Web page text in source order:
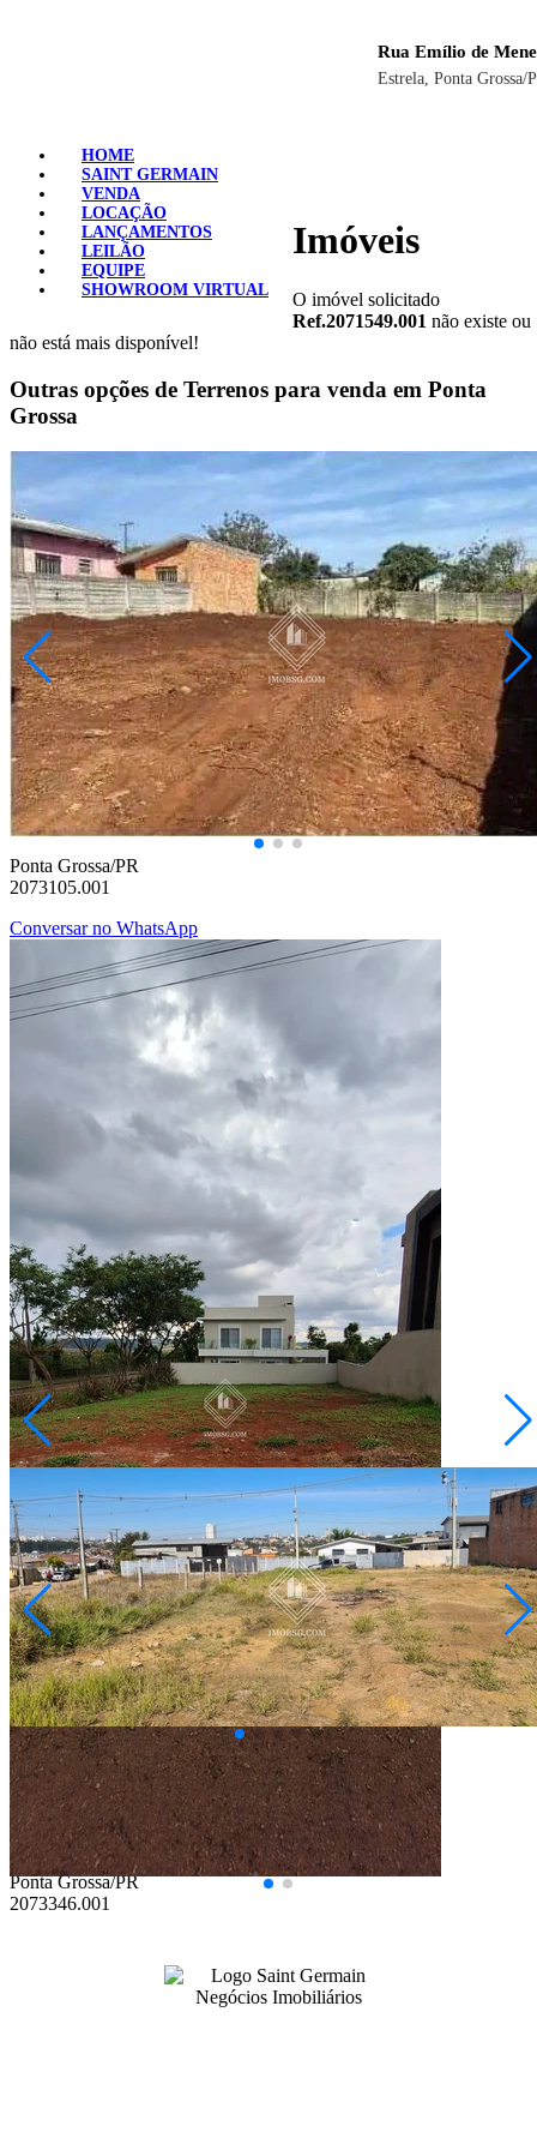
Rua Emílio de
Estrela, Ponta Grossa/
HOME
SAINT GERMAIN
VENDA
LOCAÇÃO
LANÇAMENTOS
LEILÃO
EQUIPE
SHOWROOM VIRTUAL
Imóveis
O imóvel solicitado
Ref.2071549.001 não existe ou
não está mais disponível!
Outras opções de Terrenos para venda em Ponta
Grossa
Uvaranas
R$ 235.000,00
Terreno na Vila Marina
Ponta Grossa/PR
2073105.001
Conversar no WhatsApp
Jardim Carvalho
R$ 260.000,00
TERRENO DE ESQUINA NO ALPHAVILLE
Ponta Grossa/PR
2072457.001
325,39Área Terrenom²
Conversar no WhatsApp
Nova Rússia
R$ 250.000,00
Terreno à Venda no Bairro Senador
Ponta Grossa/PR
2073346.001